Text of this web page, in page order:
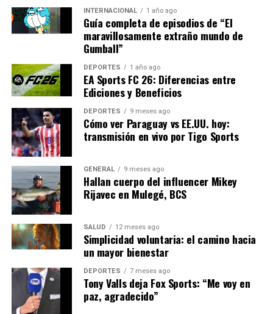
Con la mirada puesta en el futuro, el deporte mexicano
parece estar en una trayectoria ascendente. Las
nominaciones de Chávez, Becerra y Burgos son un
reflejo del potencial que tiene el país para destacar en el
escenario deportivo internacional, más allá de las
disciplinas tradicionales.
El próximo paso será la ceremonia de premiación, donde
se anunciará al ganador del “Atleta del Año 2025”.
Independientemente del resultado, estas atletas ya han
dejado una marca indeleble en la historia del deporte
mexicano.
NOTICIAS RELACIONADAS:
SIGUIENTE
Mexicanas Destacan en Nominaciones de los World
Games 2025
ANTERIOR
Atletas mexicanas brillan en nominaciones de los World
Games 2025
INTERNACIONAL 1 año ago
Guía completa de episodios de “El
maravillosamente extraño mundo de
Gumball”
DEPORTES 1 año ago
EA Sports FC 26: Diferencias entre
Ediciones y Beneficios
DEPORTES 9 meses ago
Cómo ver Paraguay vs EE.UU. hoy:
transmisión en vivo por Tigo Sports
GENERAL 9 meses ago
Hallan cuerpo del influencer Mikey
Rijavec en Mulegé, BCS
SALUD 12 meses ago
Simplicidad voluntaria: el camino hacia
un mayor bienestar
DEPORTES 7 meses ago
Tony Valls deja Fox Sports: “Me voy en
paz, agradecido”